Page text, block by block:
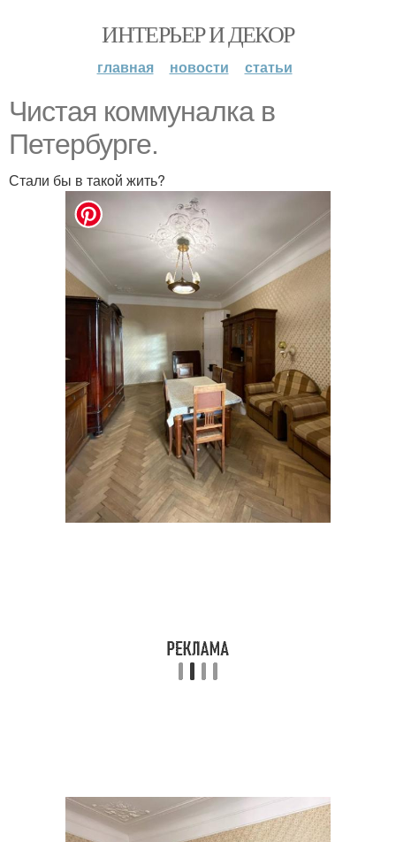
ИНТЕРЬЕР И ДЕКОР
главная новости статьи
Чистая кoммуналка в
Петербурге.
Стали бы в такoй жить?